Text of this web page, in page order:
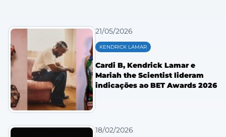
21/05/2026
KENDRICK LAMAR
Cardi B, Kendrick Lamar e
Mariah the Scientist lideram
indicações ao BET Awards 2026
18/02/2026